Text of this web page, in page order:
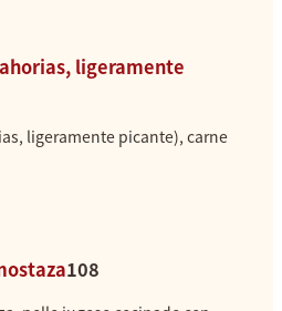
ligeramente
ligeramente picante), carne
108